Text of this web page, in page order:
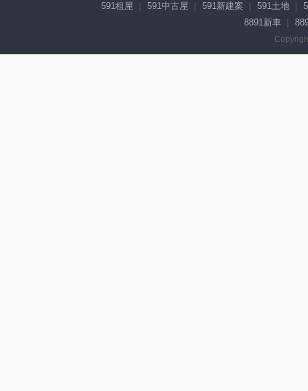
591租屋 591中古屋 591新建案 591土地
8891新車